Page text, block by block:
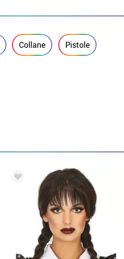
Collane Pistole